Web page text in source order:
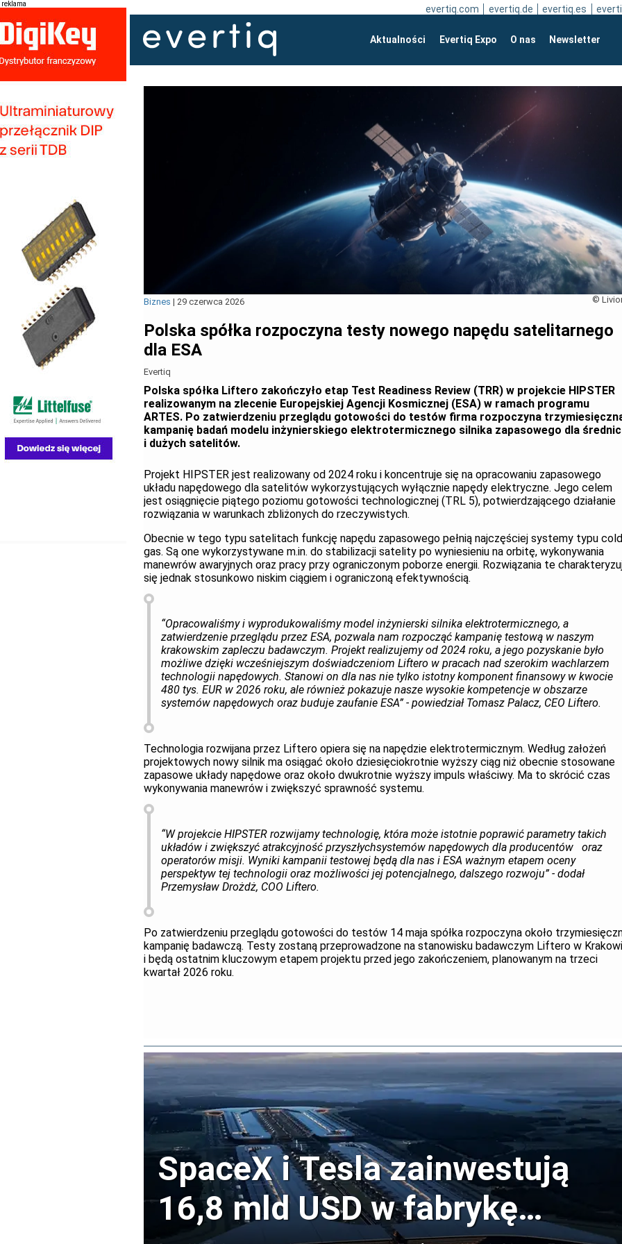
reklama evertiq.com evertiq.de evertiq.es
Aktualności Evertiq Expo O nas Newsletter
©
Biznes | 29 czerwca 2026
Polska spółka rozpoczyna testy nowego napędu satelitarnego
dla ESA
Evertiq
Polska spółka Liftero zakończyło etap Test Readiness Review (TRR) w projekcie HIPSTER
realizowanym na zlecenie Europejskiej Agencji Kosmicznej (ESA) w ramach programu
ARTES. Po zatwierdzeniu przeglądu gotowości do testów firma rozpoczyna
kampanię badań modelu inżynierskiego elektrotermicznego silnika zapasowego dla
i dużych satelitów.
Projekt HIPSTER jest realizowany od 2024 roku i koncentruje się na opracowaniu zapasowego
układu napędowego dla satelitów wykorzystujących wyłącznie napędy elektryczne. Jego celem
jest osiągnięcie piątego poziomu gotowości technologicznej (TRL 5), potwierdzającego działanie
rozwiązania w warunkach zbliżonych do rzeczywistych.
Obecnie w tego typu satelitach funkcję napędu zapasowego pełnią najczęściej systemy typu
gas. Są one wykorzystywane m.in. do stabilizacji satelity po wyniesieniu na orbitę, wykonywania
manewrów awaryjnych oraz pracy przy ograniczonym poborze energii. Rozwiązania te
się jednak stosunkowo niskim ciągiem i ograniczoną efektywnością.
“Opracowaliśmy i wyprodukowaliśmy model inżynierski silnika elektrotermicznego, a
zatwierdzenie przeglądu przez ESA, pozwala nam rozpocząć kampanię testową w naszym
krakowskim zapleczu badawczym. Projekt realizujemy od 2024 roku, a jego pozyskanie było
możliwe dzięki wcześniejszym doświadczeniom Liftero w pracach nad szerokim wachlarzem
technologii napędowych. Stanowi on dla nas nie tylko istotny komponent finansowy w kwocie
480 tys. EUR w 2026 roku, ale również pokazuje nasze wysokie kompetencje w obszarze
systemów napędowych oraz buduje zaufanie ESA” - powiedział Tomasz Palacz, CEO Liftero.
Technologia rozwijana przez Liftero opiera się na napędzie elektrotermicznym. Według założeń
projektowych nowy silnik ma osiągać około dziesięciokrotnie wyższy ciąg niż obecnie stosowane
zapasowe układy napędowe oraz około dwukrotnie wyższy impuls właściwy. Ma to skrócić czas
wykonywania manewrów i zwiększyć sprawność systemu.
“W projekcie HIPSTER rozwijamy technologię, która może istotnie poprawić parametry takich
układów i zwiększyć atrakcyjność przyszłychsystemów napędowych dla producentów oraz
operatorów misji. Wyniki kampanii testowej będą dla nas i ESA ważnym etapem oceny
perspektyw tej technologii oraz możliwości jej potencjalnego, dalszego rozwoju” - dodał
Przemysław Drożdż, COO Liftero.
Po zatwierdzeniu przeglądu gotowości do testów 14 maja spółka rozpoczyna około
kampanię badawczą. Testy zostaną przeprowadzone na stanowisku badawczym Liftero w
i będą ostatnim kluczowym etapem projektu przed jego zakończeniem, planowanym na trzeci
kwartał 2026 roku.
SpaceX i Tesla zainwestują
16,8 mld USD w fabrykę